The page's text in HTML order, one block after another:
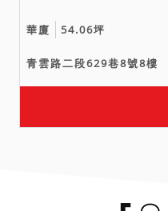
華廈 54.06坪
青雲路二段629巷8號8樓